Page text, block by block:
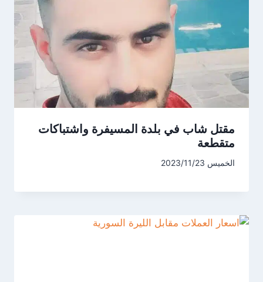
مقتل شاب في بلدة المسيفرة واشتباكات
متقطعة
الخميس 2023/11/23